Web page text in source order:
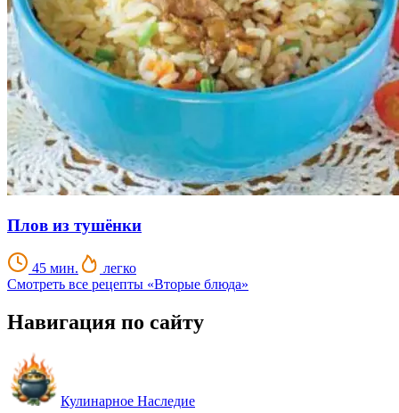
Плов из тушёнки
45 мин.
легко
Смотреть все рецепты «Вторые блюда»
Навигация по сайту
Кулинарное Наследие